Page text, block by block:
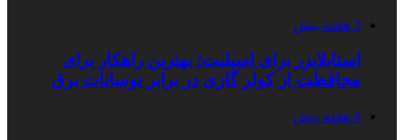
3 هفته پیش
استابلایزر برای اسپلیت؛ بهترین راهکار برای
محافظت از کولر گازی در برابر نوسانات برق
4 هفته پیش